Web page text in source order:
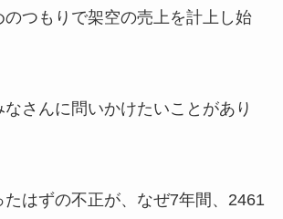
つもりで架空の売上を計上し始
さんに問いかけたいことがあり
たはずの不正が、なぜ7年間、2461